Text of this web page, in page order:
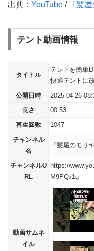
出典： YouTube / 『髪
テント動画情報
タイトル
テントを簡単
快適テントに
公開日時
2025-04-26
長さ
00:53
再生回数
1047
チャンネル
名
『髪屋のモリ
チャンネルU
RL
https://
M9PQx1g
動画サムネ
イル